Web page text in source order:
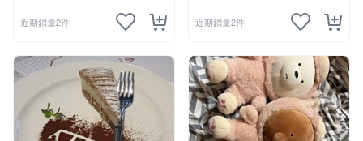
近期銷量2件 近期銷量2件